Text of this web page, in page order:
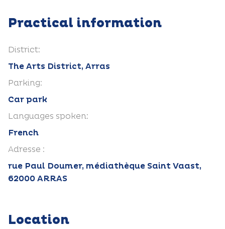
Practical information
District:
The Arts District, Arras
Parking:
Car park
Languages spoken:
French
Adresse :
rue Paul Doumer, médiathèque Saint Vaast,
62000 ARRAS
Location